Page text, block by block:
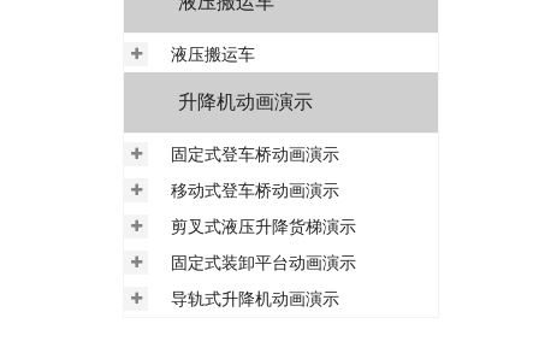
液压搬运车
升降机动画演示
固定式登车桥动画演示
移动式登车桥动画演示
剪叉式液压升降货梯演示
固定式装卸平台动画演示
导轨式升降机动画演示